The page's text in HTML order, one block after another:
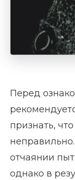
Перед
признать,
отчаянии
однако в